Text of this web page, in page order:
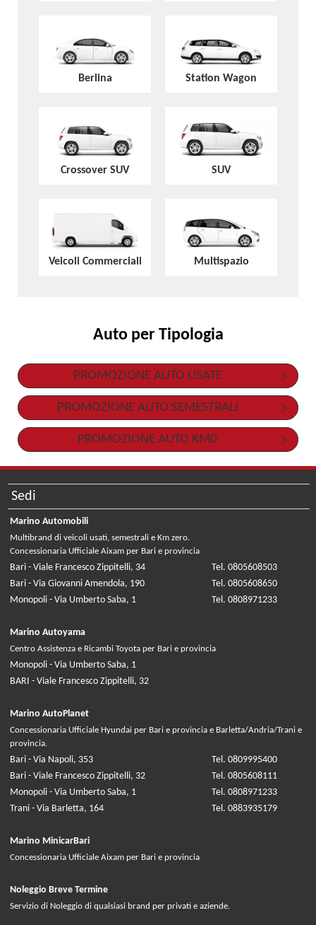
Berlina Station Wagon
Crossover SUV SUV
Veicoli Commerciali Multispazio
Auto per Tipologia
PROMOZIONE AUTO USATE
PROMOZIONE AUTO SEMESTRALI
PROMOZIONE AUTO KM0
Sedi
Marino Automobili
Multibrand di veicoli usati, semestrali e Km zero.
Concessionaria Ufficiale Aixam per Bari e provincia
Bari - Viale Francesco Zippitelli, 34
Tel. 0805608503
Bari - Via Giovanni Amendola, 190
Tel. 0805608650
Monopoli - Via Umberto Saba, 1
Tel. 0808971233
Marino Autoyama
Centro Assistenza e Ricambi Toyota per Bari e provincia
Monopoli - Via Umberto Saba, 1
BARI - Viale Francesco Zippitelli, 32
Marino AutoPlanet
Concessionaria Ufficiale Hyundai per Bari e provincia e Barletta/Andria/Trani e
provincia.
Bari - Via Napoli, 353
Tel. 0809995400
Bari - Viale Francesco Zippitelli, 32
Tel. 0805608111
Monopoli - Via Umberto Saba, 1
Tel. 0808971233
Trani - Via Barletta, 164
Tel. 0883935179
Marino MinicarBari
Concessionaria Ufficiale Aixam per Bari e provincia
Noleggio Breve Termine
Servizio di Noleggio di qualsiasi brand per privati e aziende.